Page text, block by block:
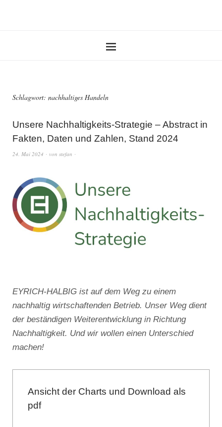
Schlagwort: nachhaltiges Handeln
Unsere Nachhaltigkeits-Strategie – Abstract in
Fakten, Daten und Zahlen, Stand 2024
24. Mai 2024 von stefan
EYRICH-HALBIG ist auf dem Weg zu einem
nachhaltig wirtschaftenden Betrieb. Unser Weg dient
der beständigen Weiterentwicklung in Richtung
Nachhaltigkeit. Und wir wollen einen Unterschied
machen!
Ansicht der Charts und Download als
pdf